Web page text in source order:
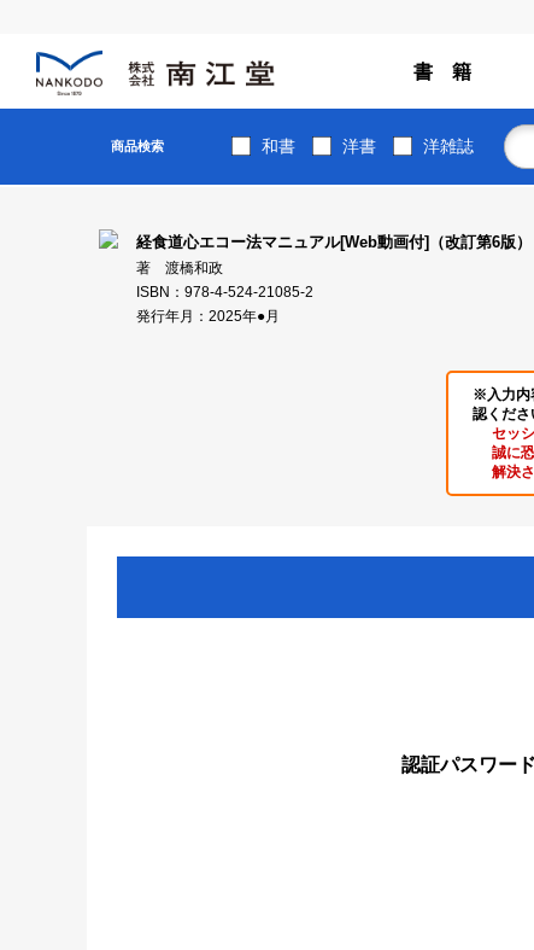
書 籍
商品検索 和書 洋書 洋雑誌
経食道心エコー法マニュアル[Web動画付]（改訂第6版）
著 渡橋和政
ISBN：978-4-524-21085-2
発行年月：2025年●月
※入力内
認くださ
セッ
誠に
解決
認証パスワード